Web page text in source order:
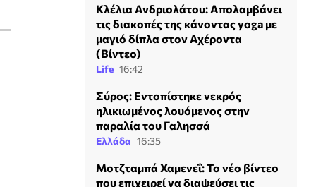
Κλέλια Ανδριολάτου: Απολαμβάνει
τις διακοπές της κάνοντας yoga με
μαγιό δίπλα στον Αχέροντα
(Βίντεο)
Life 16:42
Σύρος: Εντοπίστηκε νεκρός
ηλικιωμένος λουόμενος στην
παραλία του Γαλησσά
Ελλάδα 16:35
Μοτζταμπά Χαμενεΐ: Το νέο βίντεο
που επιχειρεί να διαψεύσει τις